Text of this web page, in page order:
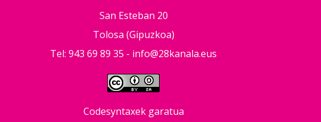
San Esteban 20
Tolosa (Gipuzkoa)
Tel: 943 69 89 35 - info@28kanala.eus
Codesyntaxek garatua